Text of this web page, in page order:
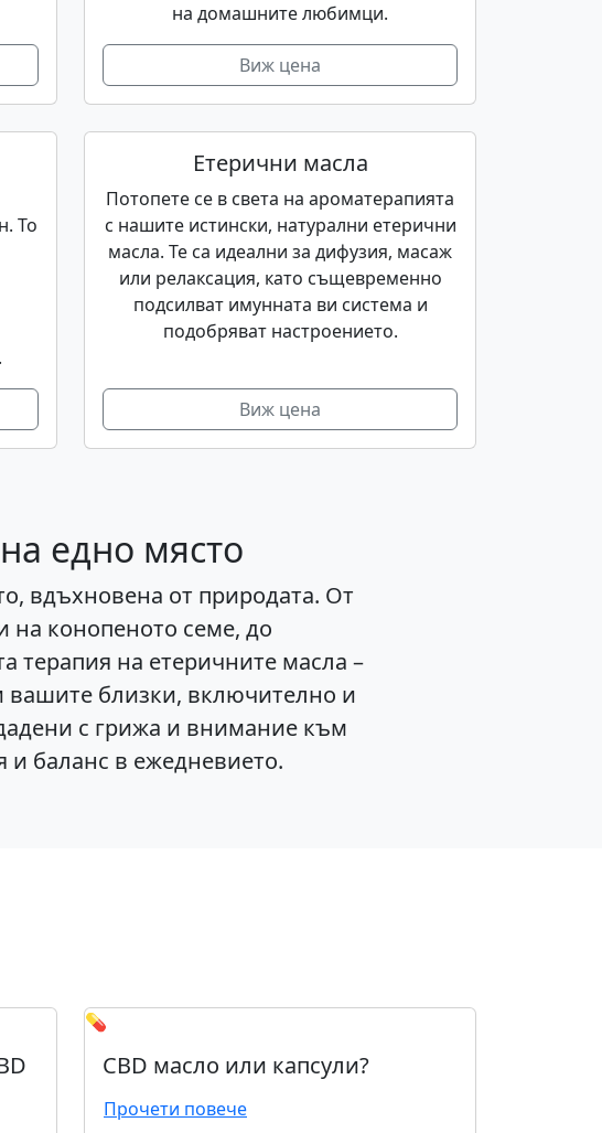
на домашните любимци.
Виж цена
То
Етерични масла
Потопете се в света на ароматерапията
с нашите истински, натурални етерични
масла. Те са идеални за дифузия, масаж
или релаксация, като същевременно
подсилват имунната ви система и
подобряват настроението.
Виж цена
едно място
вдъхновена от природата. От
на конопеното семе, до
терапия на етеричните масла –
вашите близки, включително и
с грижа и внимание към
и баланс в ежедневието.
💊
CBD масло или капсули?
Прочети повече